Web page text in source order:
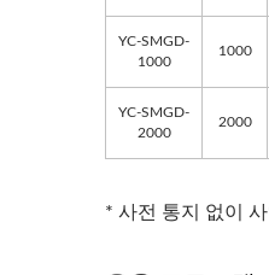
YC-SMGD-
1000
1000
YC-SMGD-
2000
2000
* 사전 통지 없이